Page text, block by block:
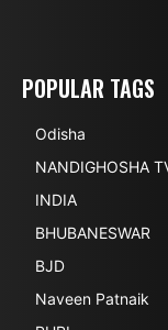
POPULAR TAGS
Odisha
NANDIGHOSHA
INDIA
BHUBANESWAR
BJD
Naveen Patnaik